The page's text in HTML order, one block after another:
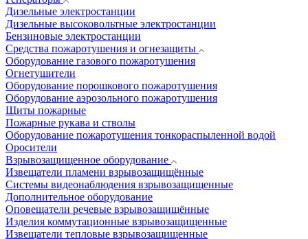
Дизельные электростанции
Дизельные высоковольтные электростанции
Бензиновые электростанции
Средства пожаротушения и огнезащиты
Оборудование газового пожаротушения
Огнетушители
Оборудование порошкового пожаротушения
Оборудование аэрозольного пожаротушения
Щиты пожарные
Пожарные рукава и стволы
Оборудование пожаротушения тонкораспыленной водой
Оросители
Взрывозащищенное оборудование
Извещатели пламени взрывозащищённые
Системы видеонаблюдения взрывозащищенные
Дополнительное оборудование
Оповещатели речевые взрывозащищённые
Изделия коммутационные взрывозащищенные
Извещатели тепловые взрывозащищенные